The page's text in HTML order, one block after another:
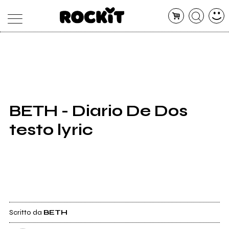
SHOP
RADIO
BETH - Diario De Dos
testo lyric
Scritto da BETH